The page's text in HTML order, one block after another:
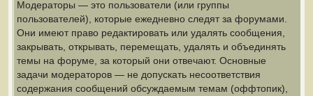
Модераторы — это пользователи (или группы
пользователей), которые ежедневно следят за форумами.
Они имеют право редактировать или удалять сообщения,
закрывать, открывать, перемещать, удалять и объединять
темы на форуме, за который они отвечают. Основные
задачи модераторов — не допускать несоответствия
содержания сообщений обсуждаемым темам (оффтопик),